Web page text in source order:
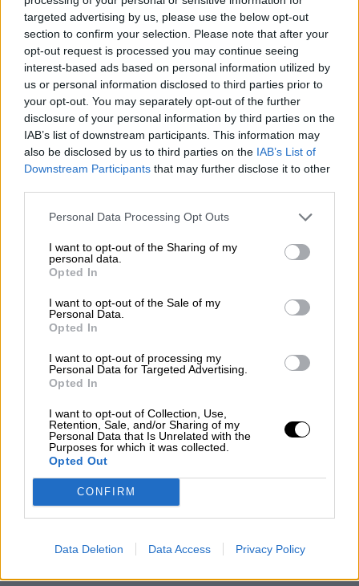
targeted advertising by us, please use the below opt-out
section to confirm your selection. Please note that after your
opt-out request is processed you may continue seeing
interest-based ads based on personal information utilized by
us or personal information disclosed to third parties prior to
your opt-out. You may separately opt-out of the further
disclosure of your personal information by third parties on the
IAB’s list of downstream participants. This information may
also be disclosed by us to third parties on the IAB’s List of
Downstream Participants that may further disclose it to other
Personal Data Processing Opt Outs
I want to opt-out of the Sharing of my
personal data.
Opted In
I want to opt-out of the Sale of my
Personal Data.
Opted In
I want to opt-out of processing my
Personal Data for Targeted Advertising.
Opted In
I want to opt-out of Collection, Use,
Retention, Sale, and/or Sharing of my
Personal Data that Is Unrelated with the
Purposes for which it was collected.
Opted Out
CONFIRM
Data Deletion Data Access Privacy Policy